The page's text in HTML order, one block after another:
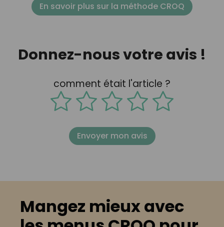
En savoir plus sur la méthode CROQ
Donnez-nous votre avis !
comment était l'article ?
Envoyer mon avis
Mangez mieux avec